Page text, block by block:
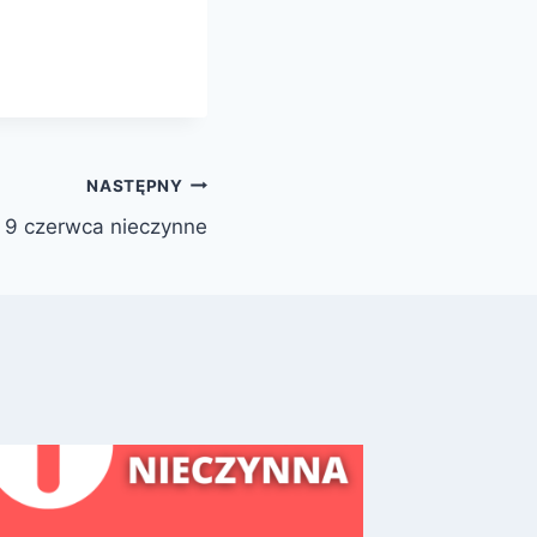
NASTĘPNY
9 czerwca nieczynne